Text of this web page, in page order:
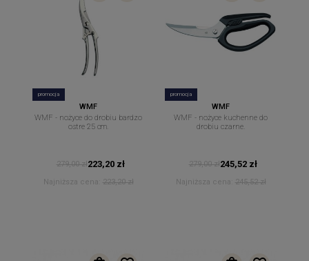
promocja
WMF
WMF - nożyce do drobiu bardzo
ostre 25 cm.
279,00 zł 223,20 zł
Najniższa cena: 223,20 zł
promocja
WMF
WMF - nożyce kuchenne do
drobiu czarne.
279,00 zł 245,52 zł
Najniższa cena: 245,52 zł